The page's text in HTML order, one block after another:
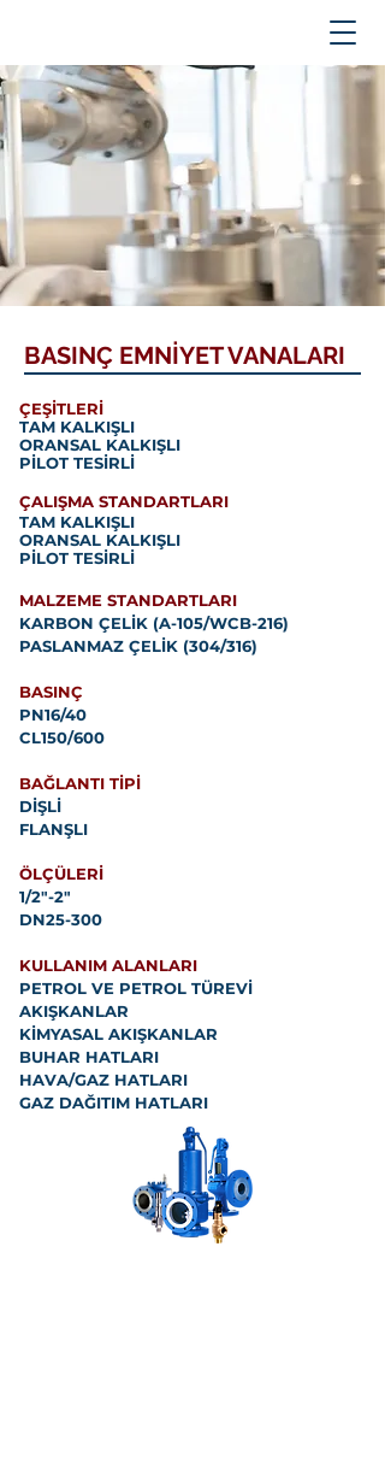
BASINÇ EMNİYET VANALARI
ÇEŞİTLERİ
TAM KALKIŞLI
ORANSAL KALKIŞLI
PİLOT TESİRLİ
ÇALIŞMA STANDARTLARI
TAM KALKIŞLI
ORANSAL KALKIŞLI
PİLOT TESİRLİ
MALZEME STANDARTLARI
KARBON ÇELİK (A-105/WCB-216)
PASLANMAZ ÇELİK (304/316)
BASINÇ
PN16/40
CL150/600
BAĞLANTI TİPİ
DİŞLİ
FLANŞLI
ÖLÇÜLERİ
1/2"-2"
DN25-300
KULLANIM ALANLARI
PETROL VE PETROL TÜREVİ
AKIŞKANLAR
KİMYASAL AKIŞKANLAR
BUHAR HATLARI
HAVA/GAZ HATLARI
GAZ DAĞITIM HATLARI